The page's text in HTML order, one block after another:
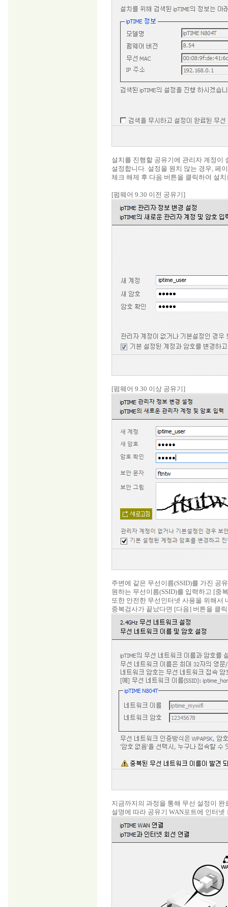
설치를 진행할 공유기에 관리자 계정이
설정합니다. 설정을 원치 않는 경우, 페
체크 해제 후 다음 버튼을 클릭하여 설
[펌웨어 9.30 이전 공유기]
[펌웨어 9.30 이상 공유기]
주변에 같은 무선이름(SSID)를 가진 공
원하는 무선이름(SSID)를 입력하고 [중
또한 안전한 무선인터넷 사용을 위해서
중복검사가 끝났다면 [다음] 버튼을 클
지금까지의 과정을 통해 무선 설정이
설명에 따라 공유기 WAN포트에 인터